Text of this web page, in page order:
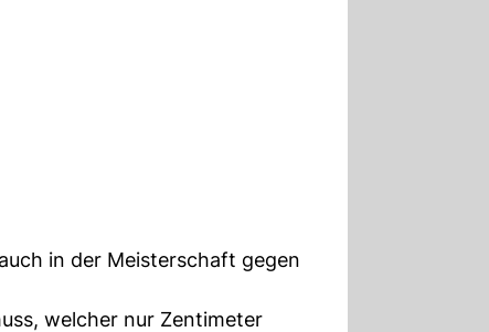
in der Meisterschaft gegen
welcher nur Zentimeter